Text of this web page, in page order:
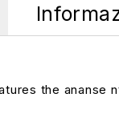
the